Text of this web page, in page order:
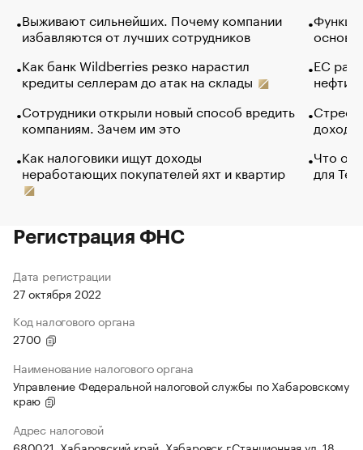
Выживают сильнейших. Почему компании
избавляются от лучших сотрудников
Как банк Wildberries резко нарастил
кредиты селлерам до атак на склады
Сотрудники открыли новый способ вредить
компаниям. Зачем им это
Как налоговики ищут доходы
неработающих покупателей яхт и квартир
основ
ЕС
нефти
Что
для
Регистрация ФНС
Дата регистрации
27 октября 2022
Код налогового органа
2700
Наименование налогового органа
Управление Федеральной налоговой службы по Хабаровскому
краю
Адрес налоговой